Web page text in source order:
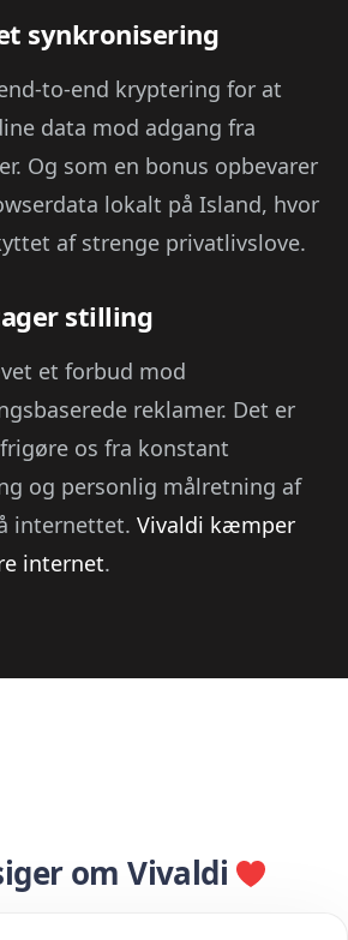
synkronisering
to-end kryptering for at
data mod adgang fra
Og som en bonus opbevarer
lokalt på Island, hvor
af strenge privatlivslove.
stilling
et forbud mod
reklamer. Det er
os fra konstant
og personlig målretning af
internettet. Vivaldi kæmper
internet.
om Vivaldi